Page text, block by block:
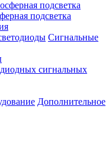
подсветка
Cигнальные
сигнальных
Дополнительное